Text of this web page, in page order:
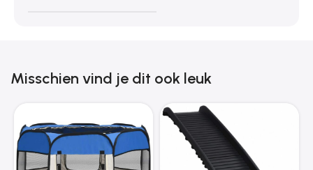
Misschien vind je dit ook leuk